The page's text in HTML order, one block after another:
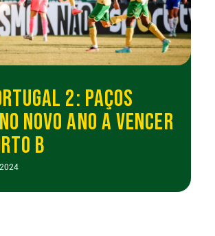
2: PAÇOS
NOVO ANO A VENCER
B